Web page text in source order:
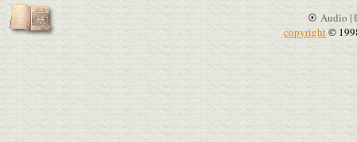
Audio |
copyright©